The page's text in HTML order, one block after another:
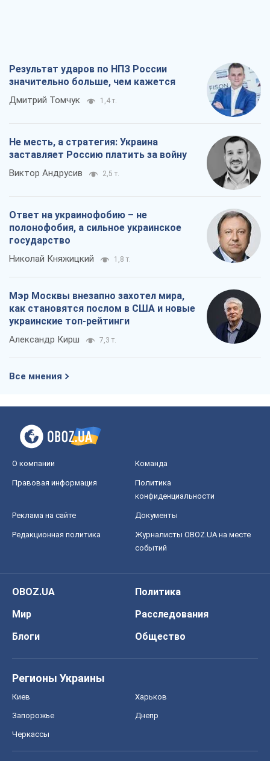
Результат ударов по НПЗ России
значительно больше, чем кажется
Дмитрий Томчук 1,4 т.
Не месть, а стратегия: Украина
заставляет Россию платить за войну
Виктор Андрусив 2,5 т.
Ответ на украинофобию – не
полонофобия, а сильное украинское
государство
Николай Княжицкий 1,8 т.
Мэр Москвы внезапно захотел мира,
как становятся послом в США и новые
украинские топ-рейтинги
Александр Кирш 7,3 т.
Все мнения
О компании Команда
Правовая информация
Политика
конфиденциальности
Реклама на сайте Документы
Редакционная политика
Журналисты OBOZ.UA на месте
событий
OBOZ.UA
Политика
Мир
Расследования
Блоги
Общество
Регионы Украины
Киев Харьков
Запорожье Днепр
Черкассы